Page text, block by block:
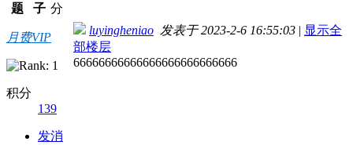
题
子 分
月费VIP
积分
139
发消
luyingheniao 发表于 2023-2-6 16:55:03 | 显示全
部楼层
66666666666666666666666666